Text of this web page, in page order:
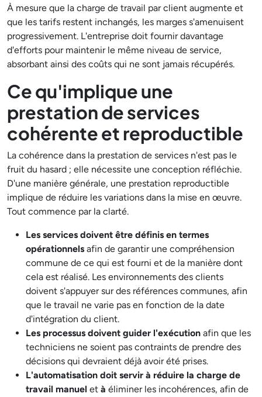
À mesure que la charge de travail par client augmente et
que les tarifs restent inchangés, les marges s'amenuisent
progressivement. L'entreprise doit fournir davantage
d'efforts pour maintenir le même niveau de service,
absorbant ainsi des coûts qui ne sont jamais récupérés.
Ce qu'implique une
prestation de services
cohérente et reproductible
La cohérence dans la prestation de services n'est pas le
fruit du hasard ; elle nécessite une conception réfléchie.
D'une manière générale, une prestation reproductible
implique de réduire les variations dans la mise en œuvre.
Tout commence par la clarté.
Les services doivent être définis en termes
opérationnels afin de garantir une compréhension
commune de ce qui est fourni et de la manière dont
cela est réalisé. Les environnements des clients
doivent s'appuyer sur des références communes, afin
que le travail ne varie pas en fonction de la date
d'intégration du client.
Les processus doivent guider l'exécution afin que les
techniciens ne soient pas contraints de prendre des
décisions qui devraient déjà avoir été prises.
L'automatisation doit servir à réduire la charge de
travail manuel et à éliminer les incohérences, afin de